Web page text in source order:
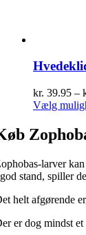
kr. 39.95 –
Vælg
larver
stand, spiller
helt afgørende
er dog mindst